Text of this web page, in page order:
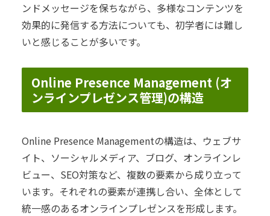
ンドメッセージを保ちながら、多様なコンテンツを
効果的に発信する方法についても、初学者には難し
いと感じることが多いです。
Online Presence Management (オ
ンラインプレゼンス管理)の構造
Online Presence Managementの構造は、ウェブサ
イト、ソーシャルメディア、ブログ、オンラインレ
ビュー、SEO対策など、複数の要素から成り立って
います。それぞれの要素が連携し合い、全体として
統一感のあるオンラインプレゼンスを形成します。